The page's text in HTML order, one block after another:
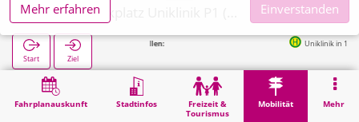
Fahrplanauskunft Stadtinfos
Freizeit &
Tourismus
Mobilität Mehr
Start Ziel
Nächste Haltestellen: Uniklinik in 104m
Mobilität APAG-Parkhäuser Aachen, Parkplatz Uniklinik P1 (APAG)
Mehr erfahren
Einverstanden